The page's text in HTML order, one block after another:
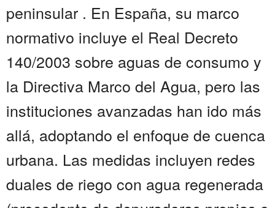
peninsular . En España, su marco
normativo incluye el Real Decreto
140/2003 sobre aguas de consumo y
la Directiva Marco del Agua, pero las
instituciones avanzadas han ido más
allá, adoptando el enfoque de cuenca
urbana. Las medidas incluyen redes
duales de riego con agua regenerada